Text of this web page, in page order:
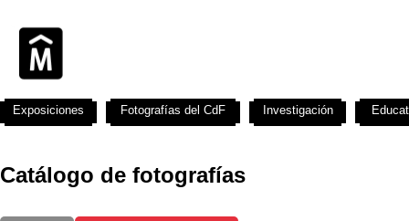
Catálogo de fotografías
Exposiciones Fotografías del CdF Investigación